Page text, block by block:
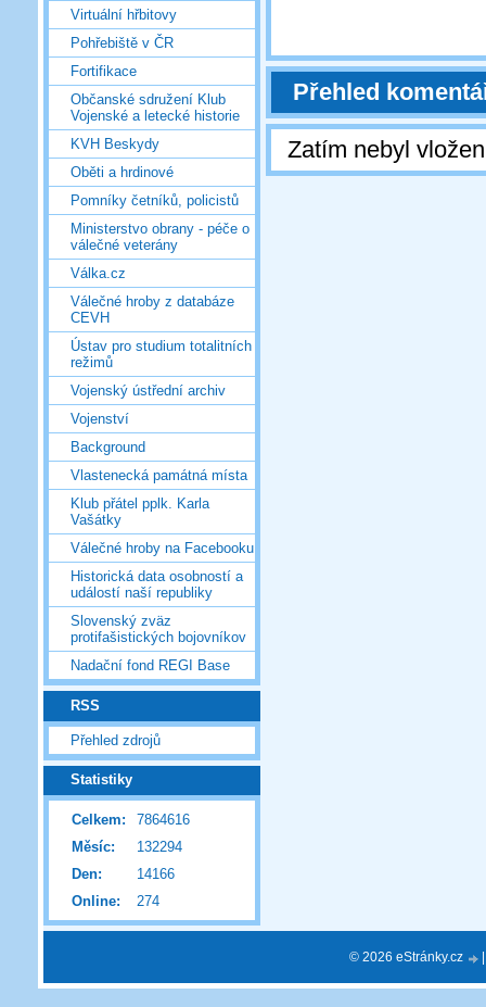
Virtuální hřbitovy
Pohřebiště v ČR
Fortifikace
Občanské sdružení Klub
Vojenské a letecké historie
KVH Beskydy
Oběti a hrdinové
Pomníky četníků, policistů
Ministerstvo obrany - péče o
válečné veterány
Válka.cz
Válečné hroby z databáze
CEVH
Ústav pro studium totalitních
režimů
Vojenský ústřední archiv
Vojenství
Background
Vlastenecká památná místa
Klub přátel pplk. Karla
Vašátky
Válečné hroby na Facebooku
Historická data osobností a
událostí naší republiky
Slovenský zväz
protifašistických bojovníkov
Nadační fond REGI Base
RSS
Přehled zdrojů
Statistiky
Online: 274
Celkem:
7864616
Měsíc:
132294
Den:
14166
Přehled
Zatím nebyl
© 2026 eStránky.cz